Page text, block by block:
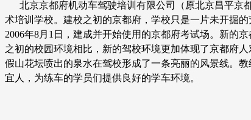
北京京都府机动车驾驶培训有限公司（原北京昌平京
术培训学校。建校之初的京都府，学校只是一片未开掘
2006年8月1日，建成并开始使用的京都府考试场。新的
之初的校园环境相比，新的驾校环境更加体现了京都府
假山花坛喷出的泉水在驾校形成了一条亮丽的风景线。
宜人，为练车的学员们提供良好的学车环境。